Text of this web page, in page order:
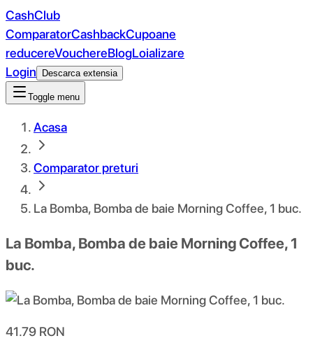
CashClub
ComparatorCashbackCupoane
reducereVouchereBlogLoializare
Login
Descarca extensia
Toggle menu
Acasa
Comparator preturi
La Bomba, Bomba de baie Morning Coffee, 1 buc.
La Bomba, Bomba de baie Morning Coffee, 1
buc.
41.79 RON